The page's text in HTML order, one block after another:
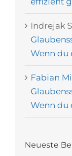
Indrejak
Wenn du
Fabian
Wenn du
Neueste